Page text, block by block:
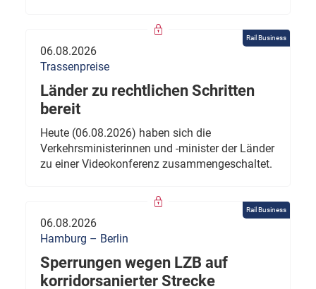
Rail Business
06.08.2026
Trassenpreise
Länder zu rechtlichen Schritten
bereit
Heute (06.08.2026) haben sich die
Verkehrsministerinnen und -minister der Länder
zu einer Videokonferenz zusammengeschaltet.
Rail Business
06.08.2026
Hamburg – Berlin
Sperrungen wegen LZB auf
korridorsanierter Strecke